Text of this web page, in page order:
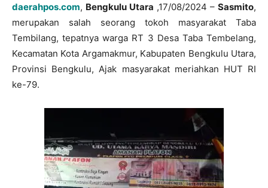
daerahpos.com, Bengkulu Utara ,17/08/2024 – Sasmito,
merupakan salah seorang tokoh masyarakat Taba
Tembilang, tepatnya warga RT 3 Desa Taba Tembelang,
Kecamatan Kota Argamakmur, Kabupaten Bengkulu Utara,
Provinsi Bengkulu, Ajak masyarakat meriahkan HUT RI
ke-79.